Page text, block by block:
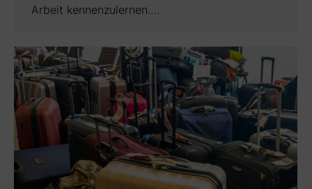
Arbeit kennenzulernen.…